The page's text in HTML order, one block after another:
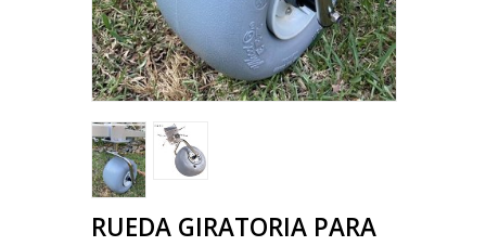
RUEDA GIRATORIA PARA